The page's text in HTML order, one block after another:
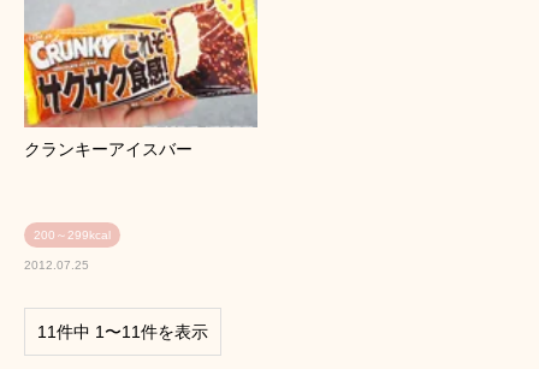
クランキーアイスバー
200～299kcal
2012.07.25
11件中 1〜11件を表示